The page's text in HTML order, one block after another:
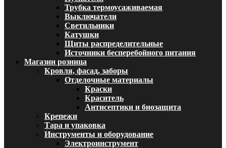
Трубка термоусаживаемая
Выключатели
Светильники
Катушки
Щиты распределительные
Источники бесперебойного питания
Магазин розница
Кровля, фасад, заборы
Отделочные материалы
Краски
Краситель
Антисептики и биозащита
Крепежи
Тара и упаковка
Инструменты и оборудование
Электроинструмент